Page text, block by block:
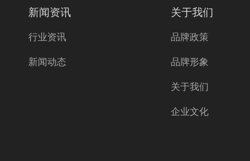
新闻资讯
行业资讯
新闻动态
关于我们
品牌政策
品牌形象
关于我们
企业文化